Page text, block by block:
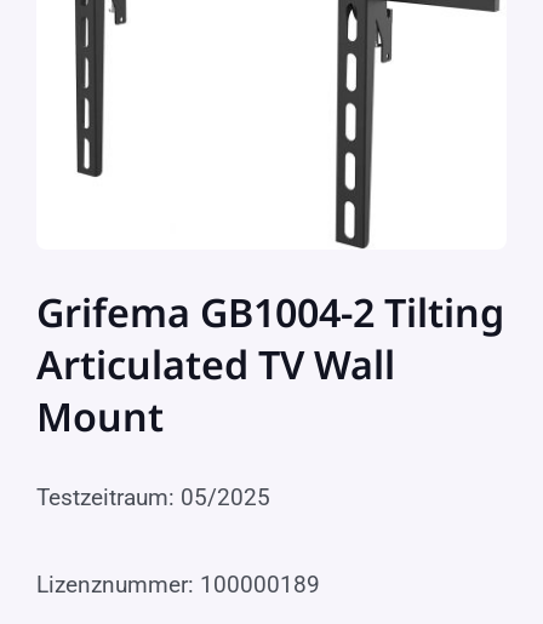
Grifema GB1004-2 Tilting
Articulated TV Wall
Mount
Testzeitraum: 05/2025
Lizenznummer: 100000189